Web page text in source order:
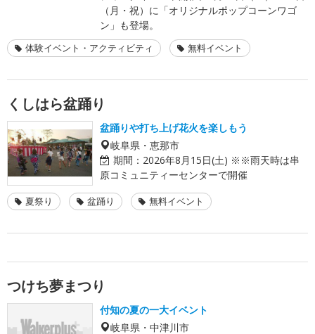
（月・祝）に「オリジナルポップコーンワゴ
ン」も登場。
体験イベント・アクティビティ 無料イベント
くしはら盆踊り
盆踊りや打ち上げ花火を楽しもう
岐阜県・恵那市
期間： 2026年8月15日(土) ※※雨天時は串
原コミュニティーセンターで開催
夏祭り 盆踊り 無料イベント
つけち夢まつり
付知の夏の一大イベント
岐阜県・中津川市